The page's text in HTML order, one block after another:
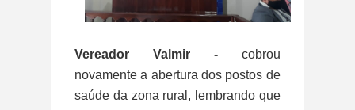
Vereador Valmir - cobrou
novamente a abertura dos postos de
saúde da zona rural, lembrando que